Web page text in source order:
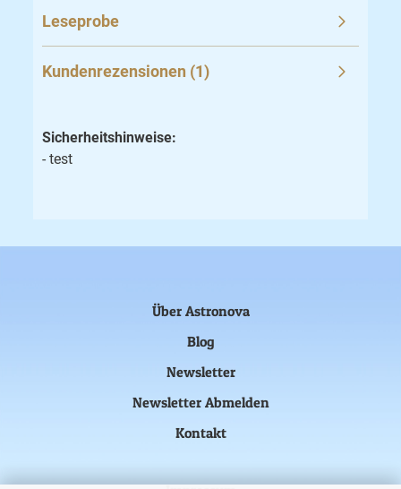
Leseprobe
Kundenrezensionen (1)
Sicherheitshinweise:
- test
Über Astronova
Blog
Newsletter
Newsletter Abmelden
Kontakt